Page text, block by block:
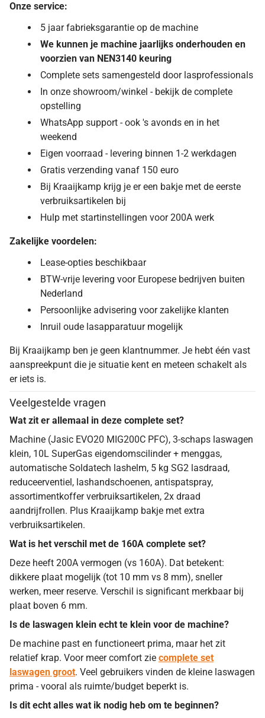
Onze service:
5 jaar fabrieksgarantie op de machine
We kunnen je machine jaarlijks onderhouden en
voorzien van NEN3140 keuring
Complete sets samengesteld door lasprofessionals
In onze showroom/winkel - bekijk de complete
opstelling
WhatsApp support - ook 's avonds en in het
weekend
Eigen voorraad - levering binnen 1-2 werkdagen
Gratis verzending vanaf 150 euro
Bij Kraaijkamp krijg je er een bakje met de eerste
verbruiksartikelen bij
Hulp met startinstellingen voor 200A werk
Zakelijke voordelen:
Lease-opties beschikbaar
BTW-vrije levering voor Europese bedrijven buiten
Nederland
Persoonlijke advisering voor zakelijke klanten
Inruil oude lasapparatuur mogelijk
Bij Kraaijkamp ben je geen klantnummer. Je hebt één vast
aanspreekpunt die je situatie kent en meteen schakelt als
er iets is.
Veelgestelde vragen
Wat zit er allemaal in deze complete set?
Machine (Jasic EVO20 MIG200C PFC), 3-schaps laswagen
klein, 10L SuperGas eigendomscilinder + menggas,
automatische Soldatech lashelm, 5 kg SG2 lasdraad,
reduceerventiel, lashandschoenen, antispatspray,
assortimentkoffer verbruiksartikelen, 2x draad
aandrijfrollen. Plus Kraaijkamp bakje met extra
verbruiksartikelen.
Wat is het verschil met de 160A complete set?
Deze heeft 200A vermogen (vs 160A). Dat betekent:
dikkere plaat mogelijk (tot 10 mm vs 8 mm), sneller
werken, meer reserve. Verschil is significant merkbaar bij
plaat boven 6 mm.
Is de laswagen klein echt te klein voor de machine?
De machine past en functioneert prima, maar het zit
relatief krap. Voor meer comfort zie complete set
laswagen groot. Veel gebruikers vinden de kleine laswagen
prima - vooral als ruimte/budget beperkt is.
Is dit echt alles wat ik nodig heb om te beginnen?